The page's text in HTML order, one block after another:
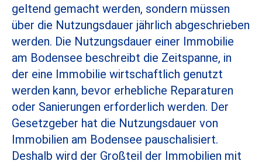
geltend gemacht werden, sondern müssen
über die Nutzungsdauer jährlich abgeschrieben
werden. Die Nutzungsdauer einer Immobilie
am Bodensee beschreibt die Zeitspanne, in
der eine Immobilie wirtschaftlich genutzt
werden kann, bevor erhebliche Reparaturen
oder Sanierungen erforderlich werden. Der
Gesetzgeber hat die Nutzungsdauer von
Immobilien am Bodensee pauschalisiert.
Deshalb wird der Großteil der Immobilien mit